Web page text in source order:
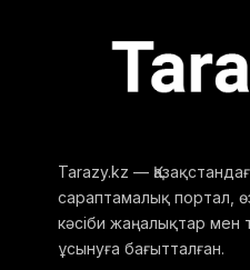
Tarazy.kz —
сараптамалық портал,
кәсіби жаңалықтар
ұсынуға бағытталған.